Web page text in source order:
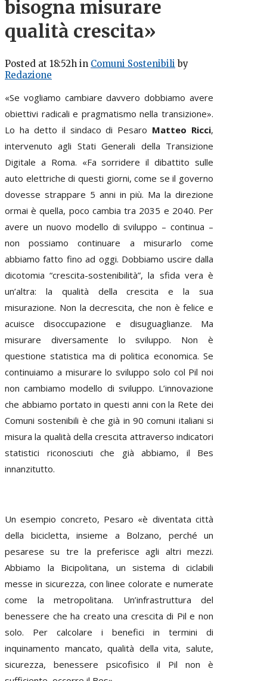
bisogna misurare
qualità crescita»
Posted at 18:52h in Comuni Sostenibili by
Redazione
«Se vogliamo cambiare davvero dobbiamo avere
obiettivi radicali e pragmatismo nella transizione».
Lo ha detto il sindaco di Pesaro Matteo Ricci,
intervenuto agli Stati Generali della Transizione
Digitale a Roma. «Fa sorridere il dibattito sulle
auto elettriche di questi giorni, come se il governo
dovesse strappare 5 anni in più. Ma la direzione
ormai è quella, poco cambia tra 2035 e 2040. Per
avere un nuovo modello di sviluppo – continua –
non possiamo continuare a misurarlo come
abbiamo fatto fino ad oggi. Dobbiamo uscire dalla
dicotomia “crescita-sostenibilità”, la sfida vera è
un’altra: la qualità della crescita e la sua
misurazione. Non la decrescita, che non è felice e
acuisce disoccupazione e disuguaglianze. Ma
misurare diversamente lo sviluppo. Non è
questione statistica ma di politica economica. Se
continuiamo a misurare lo sviluppo solo col Pil noi
non cambiamo modello di sviluppo. L’innovazione
che abbiamo portato in questi anni con la Rete dei
Comuni sostenibili è che già in 90 comuni italiani si
misura la qualità della crescita attraverso indicatori
statistici riconosciuti che già abbiamo, il Bes
innanzitutto.
Un esempio concreto, Pesaro «è diventata città
della bicicletta, insieme a Bolzano, perché un
pesarese su tre la preferisce agli altri mezzi.
Abbiamo la Bicipolitana, un sistema di ciclabili
messe in sicurezza, con linee colorate e numerate
come la metropolitana. Un’infrastruttura del
benessere che ha creato una crescita di Pil e non
solo. Per calcolare i benefici in termini di
inquinamento mancato, qualità della vita, salute,
sicurezza, benessere psicofisico il Pil non è